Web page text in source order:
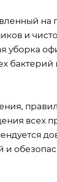
на
и
всех
и